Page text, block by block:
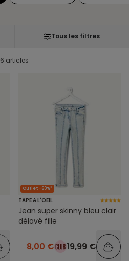
Tous les filtres
6 articles
Outlet -60%*
TAPE A L'OEIL
Jean super skinny bleu clair
délavé fille
8,00 € 19,99 €